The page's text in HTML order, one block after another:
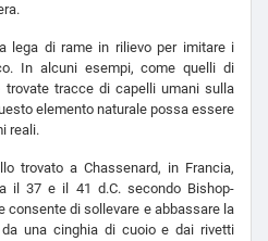
lega di rame in rilievo per imitare i
In alcuni esempi, come quelli di
trovate tracce di capelli umani sulla
elemento naturale possa essere
reali.
trovato a Chassenard, in Francia,
il 37 e il 41 d.C. secondo Bishop-
consente di sollevare e abbassare la
una cinghia di cuoio e dai rivetti